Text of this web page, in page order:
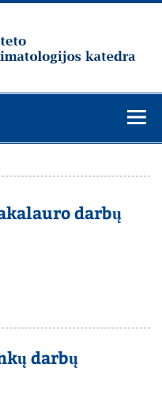
universiteto
Hidrologijos ir
katedra
darbų
darbų